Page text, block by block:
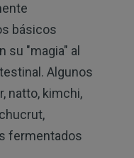
básicos
su "magia" al
Algunos
natto, kimchi,
fermentados